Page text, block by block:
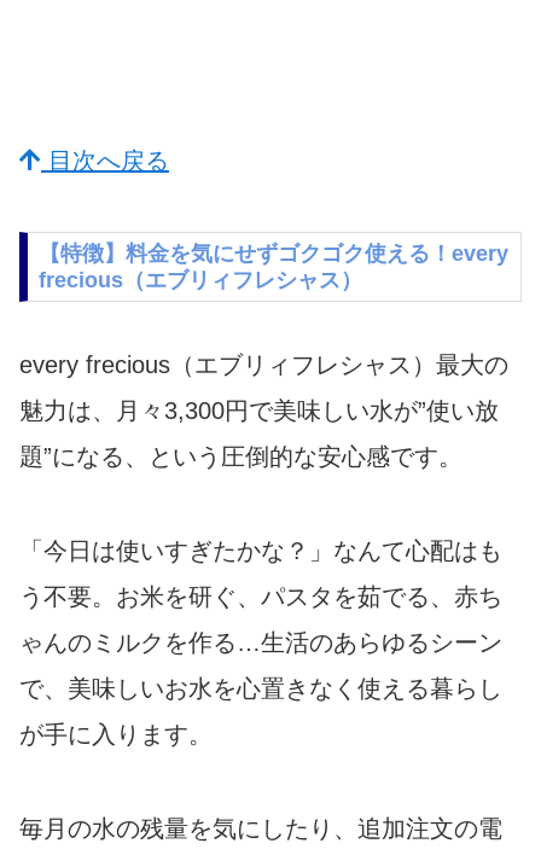
目次へ戻る
【特徴】料金を気にせずゴクゴク使える！every
frecious（エブリィフレシャス）
every frecious（エブリィフレシャス）最大の
魅力は、月々3,300円で美味しい水が”使い放
題”になる、という圧倒的な安心感です。
「今日は使いすぎたかな？」なんて心配はも
う不要。お米を研ぐ、パスタを茹でる、赤ち
ゃんのミルクを作る…生活のあらゆるシーン
で、美味しいお水を心置きなく使える暮らし
が手に入ります。
毎月の水の残量を気にしたり、追加注文の電